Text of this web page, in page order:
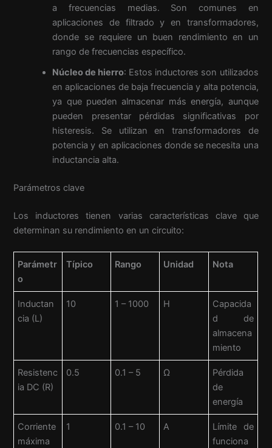
a frecuencias medias. Son comunes en
aplicaciones de filtrado y en transformadores,
donde se requiere un buen rendimiento en un
rango de frecuencias específico.
Núcleo de hierro: Estos inductores son utilizados
en aplicaciones de baja frecuencia y alta potencia,
ya que pueden almacenar más energía, aunque
pueden presentar pérdidas significativas por
histeresis. Se utilizan en transformadores de
potencia y en aplicaciones donde se necesita una
inductancia alta.
Parámetros clave
Los inductores tienen varias características clave que
determinan su rendimiento en un circuito:
Parámetr
o
Típico Rango Unidad Nota
Inductan
cia (L)
10 1 – 1000 H
Capacida
d de
almacena
miento
Resistenc
ia DC (R)
0.5 0.1 – 5 Ω
Pérdida
de
energía
Corriente
máxima
1 0.1 – 10 A
Límite de
funciona